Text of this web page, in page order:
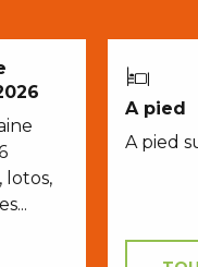
lotos,
A pied
A pied